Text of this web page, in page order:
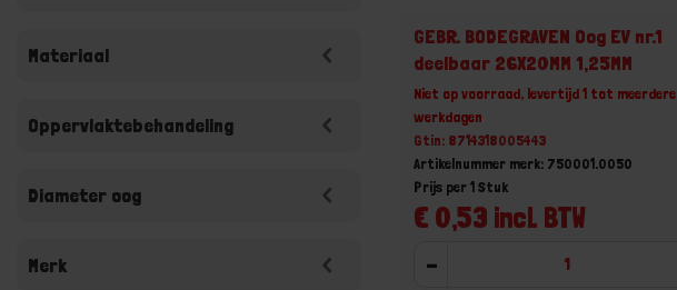
Materiaal
Oppervlaktebehandeling
Diameter oog
Merk
GEBR. BODEGRAVEN Oog EV nr.1
deelbaar 26X20MM 1,25MM
Niet op voorraad, levertijd 1 tot meerdere
werkdagen
Gtin: 8714318005443
Artikelnummer merk: 750001.0050
€ 0,53 incl. BTW
Prijs per 1 Stuk
-